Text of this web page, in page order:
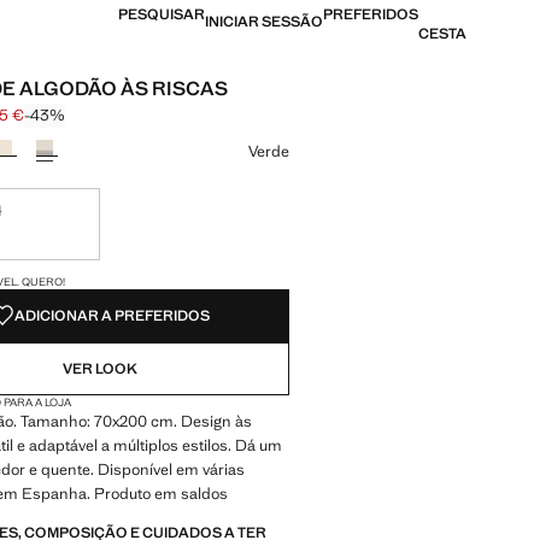
PESQUISARINICIAR SESSÃOPREFERIDOS
CESTA
ALGODÃO ÀS RISCAS
[39,99 € ]
€ ]
€-43%
cor
Verde
QUERO!
ADICIONAR A PREFERIDOS
VER LOOK
PARA A LOJA
Tamanho: 70x200 cm. Design às
e adaptável a múltiplos estilos. Dá um
e quente. Disponível em várias
Espanha. Produto em saldos
COMPOSIÇÃO E CUIDADOS A TER